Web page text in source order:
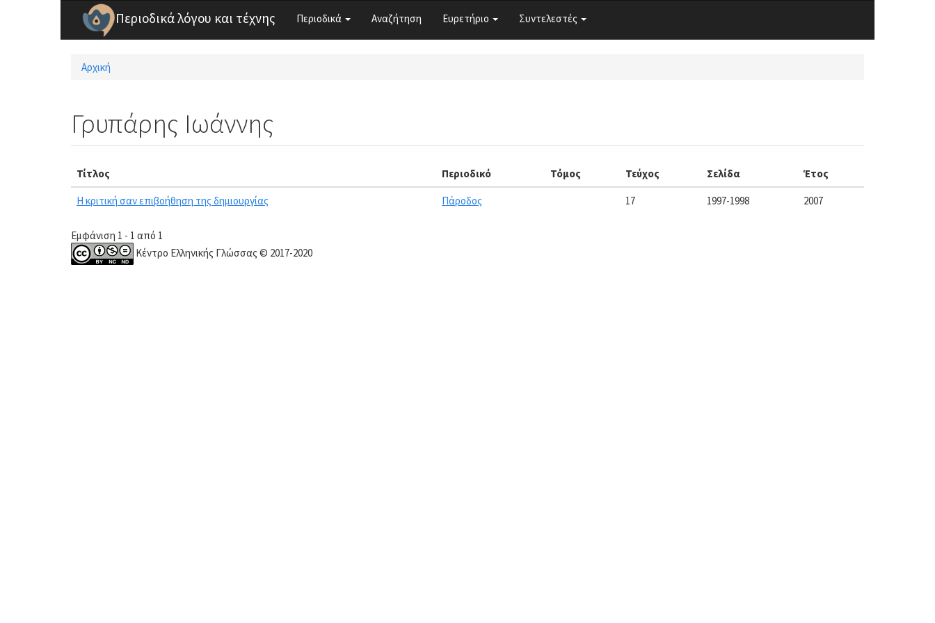
Παράκαμψη προς το κυρίως περιεχόμενο
Περιοδικά λόγου και τέχνης Περιοδικά Αναζήτηση Ευρετήριο Συντελεστές
Είστε εδώ
Αρχική
Γρυπάρης Ιωάννης
Τίτλος Περιοδικό Τόμος Τεύχος Σελίδα Έτος
Η κριτική σαν επιβοήθηση της δημιουργίας Πάροδος 17 1997-1998 2007
Εμφάνιση 1 - 1 από 1
Κέντρο Ελληνικής Γλώσσας © 2017-2020